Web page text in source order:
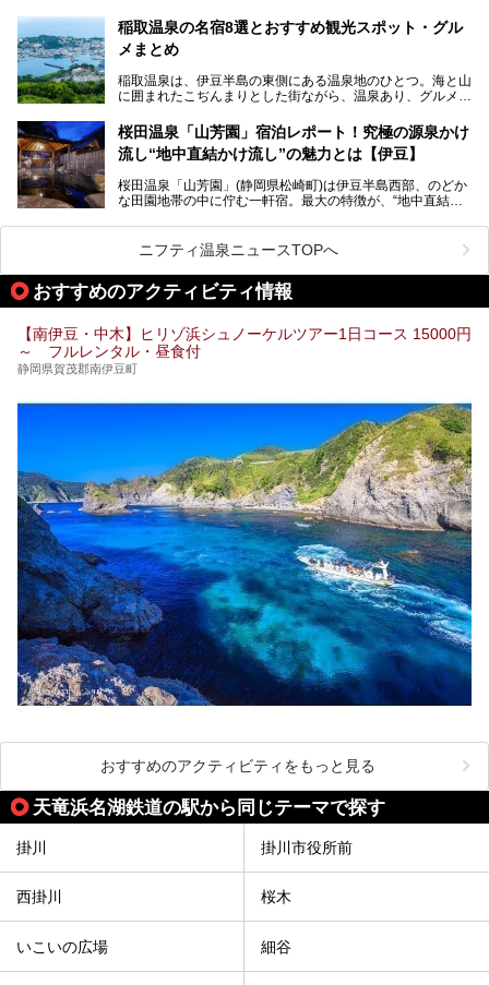
ャー施設など、現在リニューアルオープンしている施設を中
心に、家族連れでも大人だけでも、おひとりさまでも多彩な
楽しみ方ができる「プレジャーリゾート 伊豆赤沢温泉」を
───
この記事はプレジャーリゾート 伊豆赤沢温泉のPR記事で
す。
ちろん日帰りでも楽しめるのが魅力です。
この記事では、伊豆長岡温泉の歴史や魅力、おすすめの宿を
る温泉施設も紹介します！
稲取温泉の名宿8選とおすすめ観光スポット・グル
メまとめ
稲取温泉は、伊豆半島の東側にある温泉地のひとつ。海と山
に囲まれたこぢんまりとした街ながら、温泉あり、グルメあ
京からは約2時間30分、直通電車もありアクセスしやすいの
もうれしいところ。
入れる温泉施設、チェックしたい観光スポットやアクティビ
ティなどを一挙にまとめピックアップ。伊豆稲取温泉を訪れ
桜田温泉「山芳園」宿泊レポート！究極の源泉かけ
流し“地中直結かけ流し”の魅力とは【伊豆】
桜田温泉「山芳園」(静岡県松崎町)は伊豆半島西部、のどか
な田園地帯の中に佇む一軒宿。最大の特徴が、“地中直結か
地下に眠る源泉を加水・加温・消毒無し、さらには途中過程
で空気にも触れさせることなく浴槽まで提供。「究極の源泉
かけ流し」と言っても決して過言ではありません。
今回、桜田温泉「山芳園」の“温泉”を中心に、その魅力を詳
細レポート。また口コミの評判も非常に高い宿であり、客室
や食事も併せて徹底紹介します！
ニフティ温泉ニュースTOPへ
おすすめのアクティビティ情報
【南伊豆・中木】ヒリゾ浜シュノーケルツアー1日コース 15000円
～ フルレンタル・昼食付
静岡県賀茂郡南伊豆町
おすすめのアクティビティをもっと見る
天竜浜名湖鉄道の駅から同じテーマで探す
掛川 掛川市役所前
西掛川 桜木
いこいの広場 細谷